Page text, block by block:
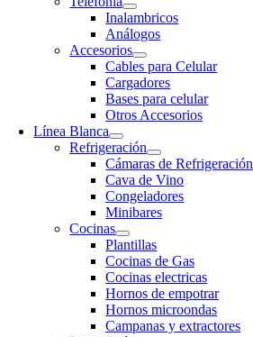
Inalambricos
Análogos
Accesorios
Cables para Celular
Cargadores
Bases para celular
Otros Accesorios
Línea Blanca
Refrigeración
Cámaras de Refrigeración
Cava de Vino
Congeladores
Minibares
Cocinas
Plantillas
Cocinas de Gas
Cocinas electricas
Hornos de empotrar
Hornos microondas
Campanas y extractores